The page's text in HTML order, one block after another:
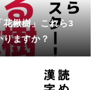
花楸樹」これら3
ますか？